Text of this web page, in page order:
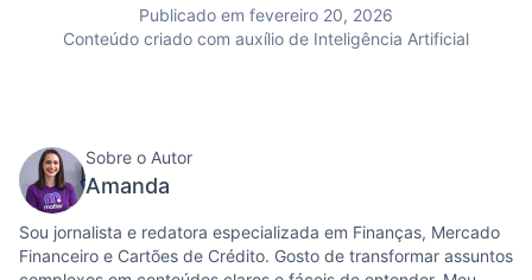
Publicado em fevereiro 20, 2026
Conteúdo criado com auxílio de Inteligência Artificial
Sobre o Autor
Amanda
Sou jornalista e redatora especializada em Finanças, Mercado
Financeiro e Cartões de Crédito. Gosto de transformar assuntos